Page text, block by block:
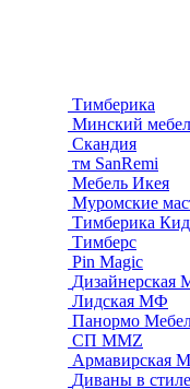
на сумму
Тимберика
Минский
Скандия
тм SanRemi
Мебель Икея
Муромские
Тимберика
Тимберс
Pin Magic